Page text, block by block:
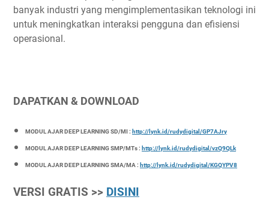
banyak industri yang mengimplementasikan teknologi ini
untuk meningkatkan interaksi pengguna dan efisiensi
operasional.
DAPATKAN & DOWNLOAD
MODUL AJAR DEEP LEARNING SD/MI : http://lynk.id/rudydigital/GP7AJry
MODUL AJAR DEEP LEARNING SMP/MTs : http://lynk.id/rudydigital/vzQ9QLk
MODUL AJAR DEEP LEARNING SMA/MA : http://lynk.id/rudydigital/KGQYPV8
VERSI GRATIS >> DISINI